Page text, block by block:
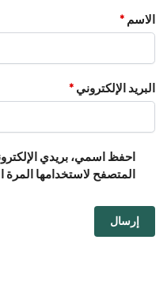
الاسم *
البريد الإلكتروني *
احفظ اسمي، بريدي
المتصفح لاستخدامها المرة